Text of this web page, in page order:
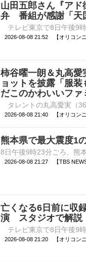
山田五郎さん『ア
弁 番組が感謝「天
2026-08-08 21:52 【オリコンニ
柿谷曜一朗＆丸高愛
ョットを披露「服
だこのかわいいファ
2026-08-08 21:40 【オリコンニ
熊本県で最大震度1
2026-08-08 21:27 【TBS NEWS
亡くなる6日前に収
演 スタジオで解説
2026-08-08 21:20 【オリコンニ